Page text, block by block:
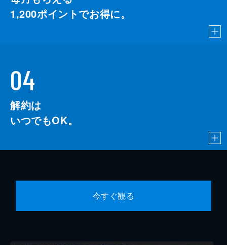
1,200ポイントでお得に。
04
解約は
いつでもOK。
今すぐ観る